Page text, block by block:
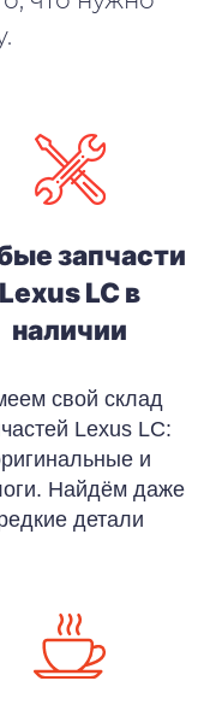
запчасти
Lexus LC в
наличии
свой склад
Lexus LC:
и
Найдём даже
детали